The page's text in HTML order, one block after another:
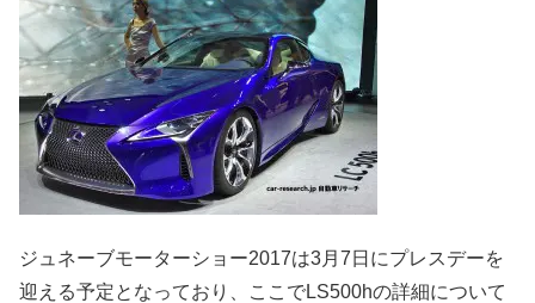
ジュネーブモーターショー2017は3月7日にプレスデーを
迎える予定となっており、ここでLS500hの詳細について